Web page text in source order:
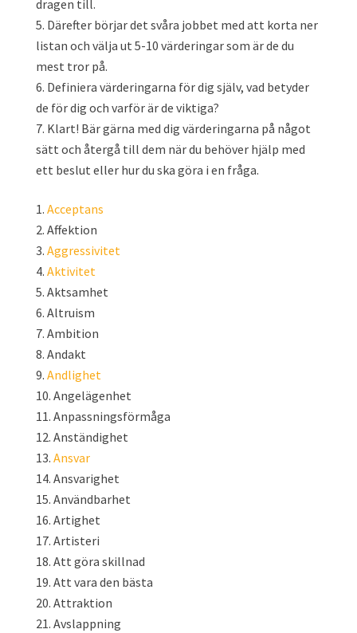
dragen till.
Därefter börjar det svåra jobbet med att korta ner
listan och välja ut 5-10 värderingar som är de du
mest tror på.
Definiera värderingarna för dig själv, vad betyder
de för dig och varför är de viktiga?
Klart! Bär gärna med dig värderingarna på något
sätt och återgå till dem när du behöver hjälp med
ett beslut eller hur du ska göra i en fråga.
Acceptans
Affektion
Aggressivitet
Aktivitet
Aktsamhet
Altruism
Ambition
Andakt
Andlighet
Angelägenhet
Anpassningsförmåga
Anständighet
Ansvar
Ansvarighet
Användbarhet
Artighet
Artisteri
Att göra skillnad
Att vara den bästa
Attraktion
Avslappning